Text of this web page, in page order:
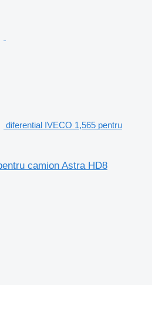
diferential IVECO 1,565 pentru
camion Astra HD8